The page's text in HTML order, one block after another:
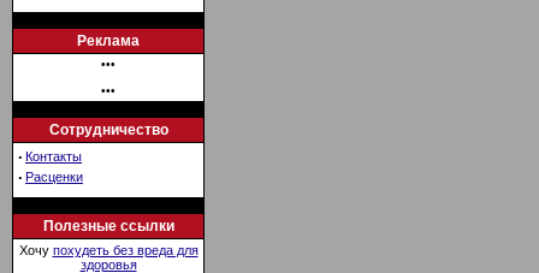
Реклама
•••
•••
Сотрудничество
· Контакты
· Расценки
Полезные ссылки
Хочу похудеть без вреда для
здоровья